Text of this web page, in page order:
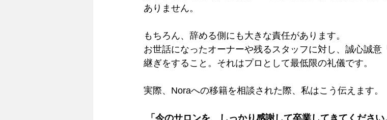
ありません。
もちろん、辞める側にも大きな責任があります。
お世話になったオーナーや残るスタッフに対し、誠心誠意
継ぎをすること。それはプロとして最低限の礼儀です。
実際、Noraへの移籍を相談された際、私はこう伝えます。
「今のサロンを、しっかり感謝して卒業してきてくださ